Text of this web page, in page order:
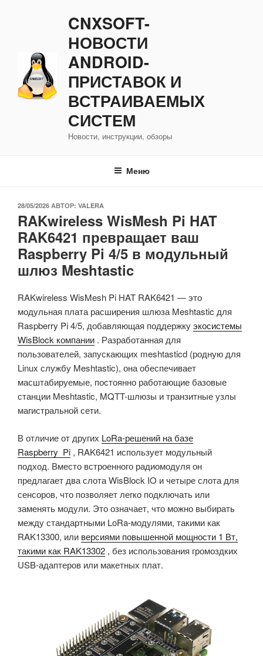
CNXSOFT-
НОВОСТИ
ANDROID-
ПРИСТАВОК И
ВСТРАИВАЕМЫХ
СИСТЕМ
Новости, инструкции, обзоры
Меню
ОПУБЛИКОВАНО
28/05/2026 АВТОР: VALERA
RAKwireless WisMesh Pi HAT
RAK6421 превращает ваш
Raspberry Pi 4/5 в модульный
шлюз Meshtastic
RAKwireless WisMesh Pi HAT RAK6421 — это
модульная плата расширения шлюза Meshtastic для
Raspberry Pi 4/5, добавляющая поддержкуэкосистемы
WisBlock компании . Разработанная для
пользователей, запускающих meshtasticd (родную для
Linux службу Meshtastic), она обеспечивает
масштабируемые, постоянно работающие базовые
станции Meshtastic, MQTT-шлюзы и транзитные узлы
магистральной сети.
В отличие от других LoRa-решений на базе
Raspberry Pi , RAK6421 использует модульный
подход. Вместо встроенного радиомодуля он
предлагает два слота WisBlock IO и четыре слота для
сенсоров, что позволяет легко подключать или
заменять модули. Это означает, что можно выбирать
между стандартными LoRa-модулями, такими как
RAK13300, или версиями повышенной мощности 1 Вт,
такими как RAK13302 , без использования громоздких
USB-адаптеров или макетных плат.